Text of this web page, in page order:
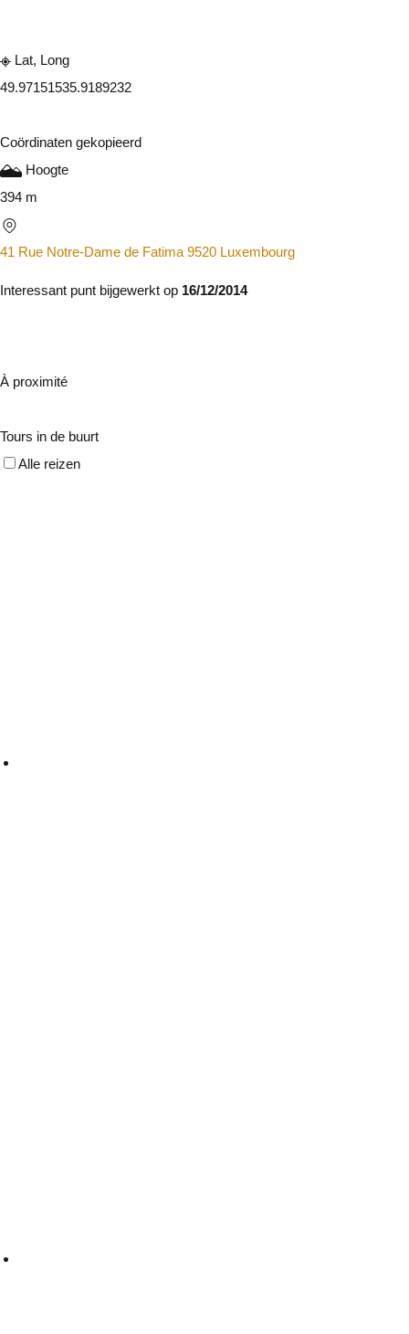
Lat, Long
49.97151535.9189232
Coördinaten gekopieerd
Hoogte
394 m
41 Rue Notre-Dame de Fatima 9520 Luxembourg
Interessant punt bijgewerkt op 16/12/2014
À proximité
Tours in de buurt
Alle reizen